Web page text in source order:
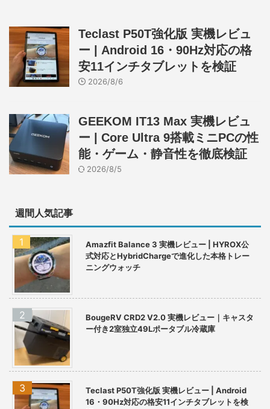
Teclast P50T強化版 実機レビュ
ー | Android 16・90Hz対応の格
安11インチタブレットを検証
2026/8/6
GEEKOM IT13 Max 実機レビュ
ー | Core Ultra 9搭載ミニPCの性
能・ゲーム・静音性を徹底検証
2026/8/5
週間人気記事
Amazfit Balance 3 実機レビュー | HYROX公
式対応とHybridChargeで進化した本格トレー
ニングウォッチ
BougeRV CRD2 V2.0 実機レビュー｜キャスタ
ー付き2室独立49Lポータブル冷蔵庫
Teclast P50T強化版 実機レビュー | Android
16・90Hz対応の格安11インチタブレットを検